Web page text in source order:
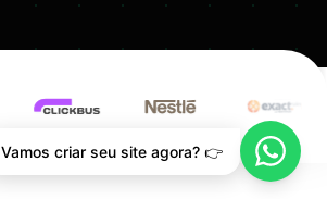
Vamos criar seu site agora? 👉